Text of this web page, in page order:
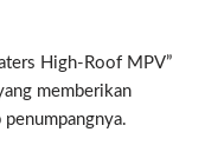
High-Roof MPV”
memberikan
penumpangnya.